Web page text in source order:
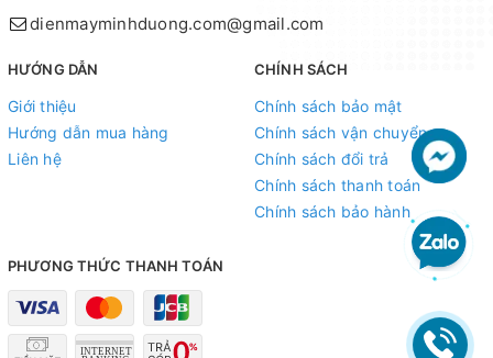
dienmayminhduong.com@gmail.com
HƯỚNG DẪN
Giới thiệu
Hướng dẫn mua hàng
Liên hệ
CHÍNH SÁCH
Chính sách bảo mật
Chính sách vận chuyển
Chính sách đổi trả
Chính sách thanh toán
Chính sách bảo hành
PHƯƠNG THỨC THANH TOÁN